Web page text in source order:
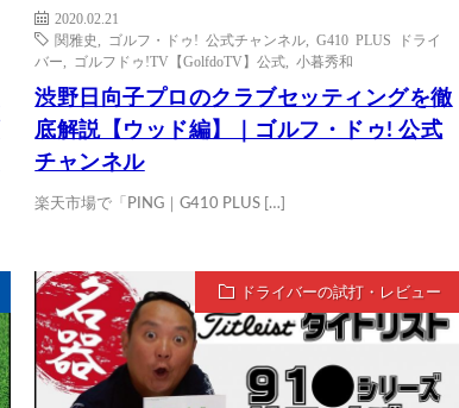
2020.02.21
関雅史
ゴルフ・ドゥ! 公式チャンネル ,G410 PLUS ドライ
バー
ゴルフドゥ!TV【GolfdoTV】公式 ,小暮秀和
渋野日向子プロのクラブセッティングを徹
底解説【ウッド編】｜ゴルフ・ドゥ! 公式
チャンネル
楽天市場で「PING｜G410 PLUS […]
ドライバーの試打・レビュー